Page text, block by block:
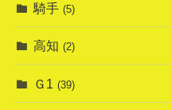
騎手 (5)
高知 (2)
Ｇ1 (39)